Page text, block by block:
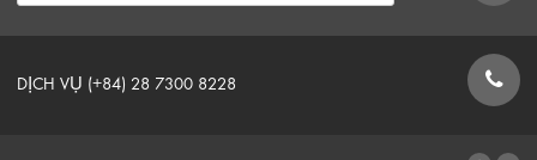
DỊCH VỤ (+84) 28 7300 8228